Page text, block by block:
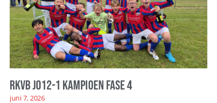
RKVB JO12-1 kampioen fase 4
juni 7, 2026